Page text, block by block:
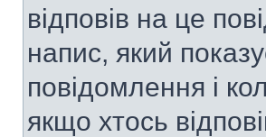
відповів на це
напис, який
повідомлення і
якщо хтось